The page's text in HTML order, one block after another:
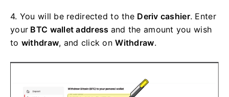
4. You will be redirected to the Deriv cashier. Enter
your BTC wallet address and the amount you wish
to withdraw, and click onWithdraw.